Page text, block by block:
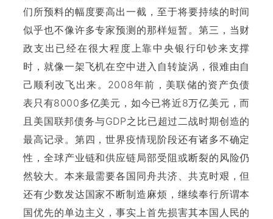
们所预料的幅度要高出一截，至于将要持续的时间
似乎也不像许多专家预测的那样短暂。第三，当财
政支出已经在很大程度上靠中央银行印钞来支撑
时，就像一架飞机在空中进入自转旋涡，很难由自
己顺利改飞出来。2008年前，美联储的资产负债
表只有8000多亿美元，如今已将近8万亿美元，而
且美国联邦债务与GDP之比已超过二战时期创造的
最高记录。第四，世界疫情现阶段还有诸多不确定
性，全球产业链和供应链局部受阻或断裂的风险仍
然较大。本来最需要各国同舟共济、共克时艰，但
还有少数发达国家不断制造麻烦，继续奉行所谓本
国优先的单边主义，事实上首先损害其本国人民的